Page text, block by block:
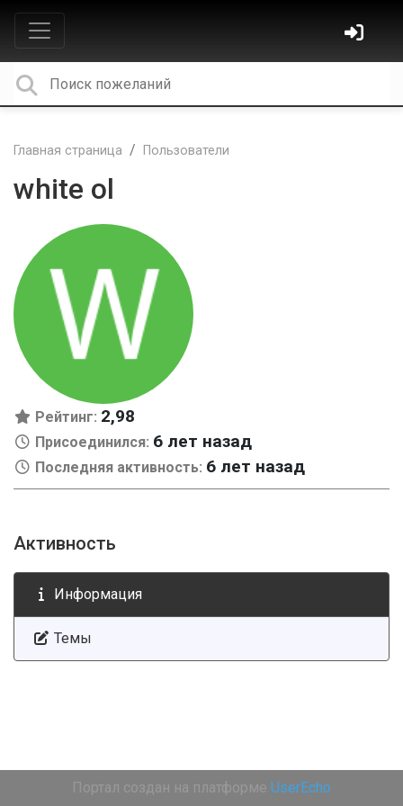
Главная страница Пользователи
white ol
Рейтинг: 2,98
Присоединился: 6 лет назад
Последняя активность: 6 лет назад
Активность
Информация
Темы
Портал создан на платформе UserEcho